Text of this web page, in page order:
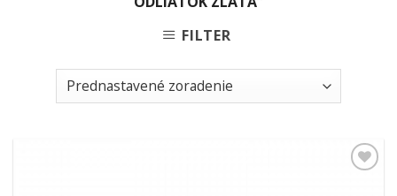
FILTER